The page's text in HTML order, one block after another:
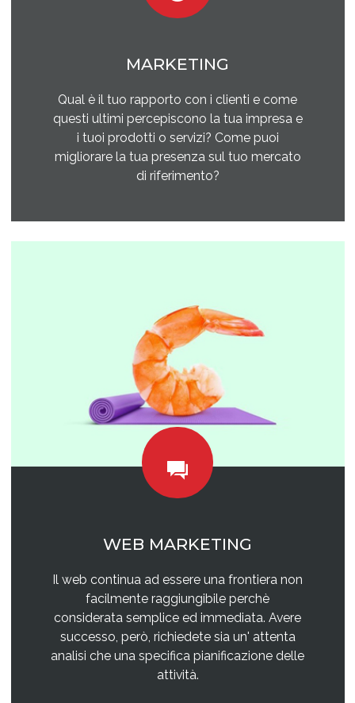
MARKETING
Qual è il tuo rapporto con i clienti e come
questi ultimi percepiscono la tua impresa e
i tuoi prodotti o servizi? Come puoi
migliorare la tua presenza sul tuo mercato
di riferimento?
WEB MARKETING
Il web continua ad essere una frontiera non
facilmente raggiungibile perchè
considerata semplice ed immediata. Avere
successo, però, richiedete sia un' attenta
analisi che una specifica pianificazione delle
attività.